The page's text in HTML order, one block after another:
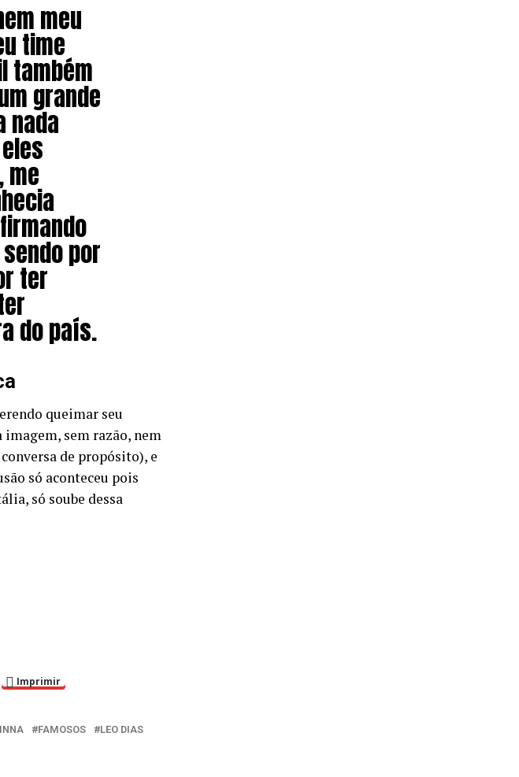
meu
time
também
grande
nada
me
por
ter
do país.
queimar seu
imagem, sem razão, nem
de propósito), e
só aconteceu pois
só soube dessa
Imprimir
FAMOSOS
LEO DIAS